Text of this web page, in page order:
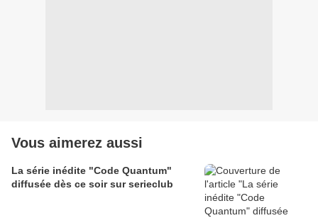
Vous aimerez aussi
La série inédite "Code Quantum"
diffusée dès ce soir sur serieclub